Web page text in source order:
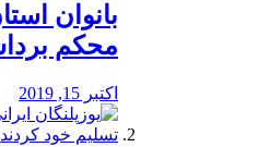
بانوان
محكم
اکتبر 15, 2019